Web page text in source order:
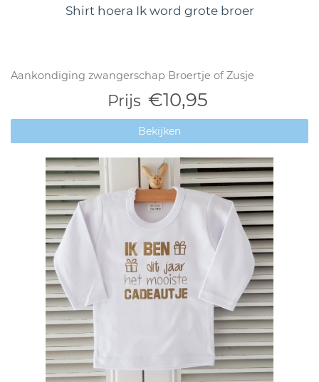
Shirt hoera Ik word grote broer
Aankondiging zwangerschap Broertje of Zusje
Prijs €10,95
Bekijken